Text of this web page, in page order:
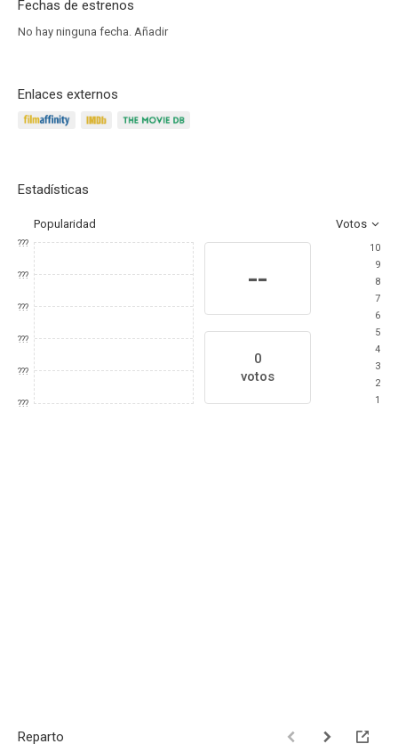
Fechas de estrenos
No hay ninguna fecha. Añadir
Enlaces externos
Estadísticas
Popularidad Votos
???
???
???
???
???
???
--
0
votos
10
9
8
7
6
5
4
3
2
1
Reparto